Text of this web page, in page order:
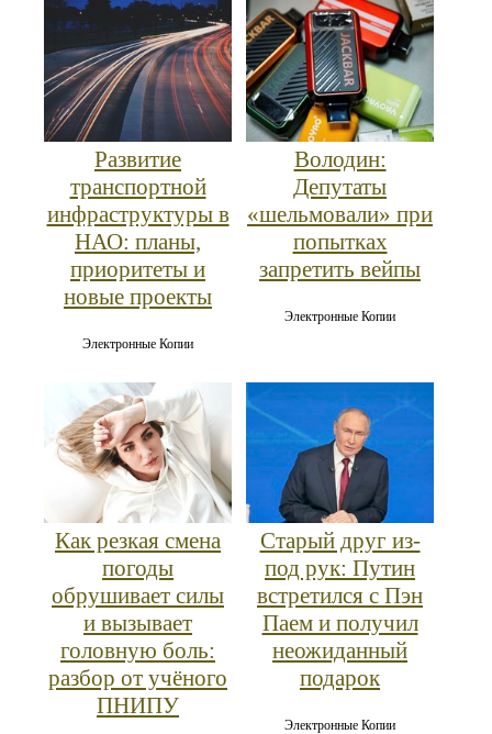
Развитие
транспортной
инфраструктуры в
НАО: планы,
приоритеты и
новые проекты
Электронные Копии
Володин:
Депутаты
«шельмовали» при
попытках
запретить вейпы
Электронные Копии
Как резкая смена
погоды
обрушивает силы
и вызывает
головную боль:
разбор от учёного
ПНИПУ
Старый друг из-
под рук: Путин
встретился с Пэн
Паем и получил
неожиданный
подарок
Электронные Копии